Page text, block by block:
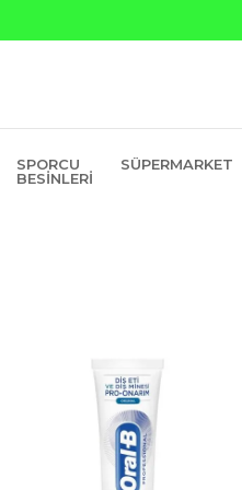
SPORCU
BESINLERI
SÜPERMARKET